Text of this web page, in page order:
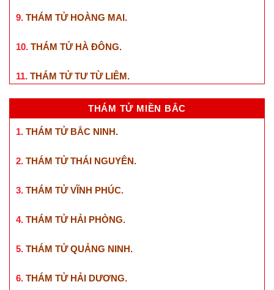
9. THÁM TỬ HOÀNG MAI.
10. THÁM TỬ HÀ ĐÔNG.
11. THÁM TỬ TƯ TỪ LIÊM.
THÁM TỬ MIỀN BẮC
1. THÁM TỬ BẮC NINH.
2. THÁM TỬ THÁI NGUYÊN.
3. THÁM TỬ VĨNH PHÚC.
4. THÁM TỬ HẢI PHÒNG.
5. THÁM TỬ QUẢNG NINH.
6. THÁM TỬ HẢI DƯƠNG.